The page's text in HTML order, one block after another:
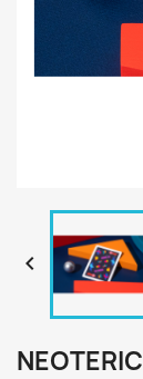

NEOTERIC